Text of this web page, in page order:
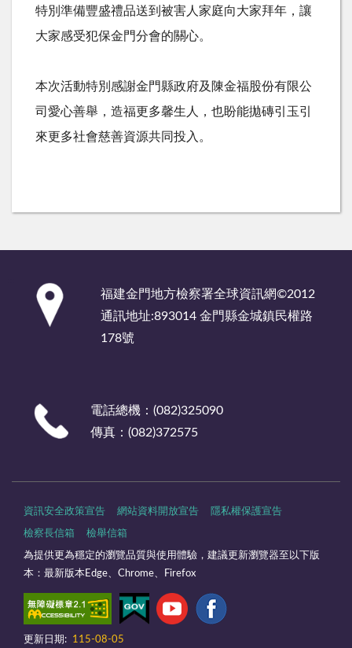
特別準備豐盛禮品送到被害人家庭向大家拜年，讓
大家感受犯保金門分會的關心。
本次活動特別感謝金門縣政府及陳金福股份有限公
司愛心善舉，造福更多馨生人，也盼能拋磚引玉引
來更多社會慈善資源共同投入。
福建金門地方檢察署全球資訊網©2012
通訊地址:893014 金門縣金城鎮民權路
178號
電話總機：(082)325090
傳真：(082)372575
資訊安全政策宣告 網站資料開放宣告 隱私權保護宣告
檢察長信箱 檢舉信箱
為提供更為穩定的瀏覽品質與使用體驗，建議更新瀏覽器至以下版
本：最新版本Edge、Chrome、Firefox
更新日期: 115-08-05